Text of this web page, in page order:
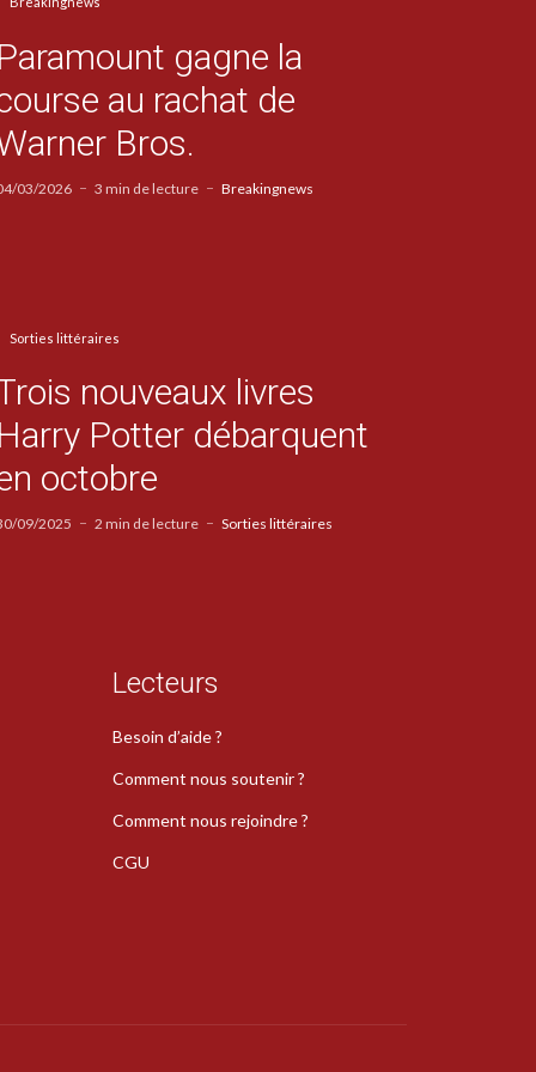
gagne la
au rachat de
Bros.
03/2026 3 min de lecture Breakingnews
Sorties littéraires
nouveaux livres
Potter débarquent
octobre
09/2025 2 min de lecture Sorties littéraires
Lecteurs
Besoin d’aide ?
Comment nous soutenir ?
Comment nous rejoindre ?
CGU